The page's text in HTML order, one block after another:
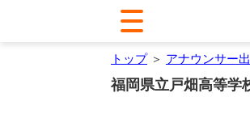
トップ＞ アナウンサー
福岡県立戸畑高等学